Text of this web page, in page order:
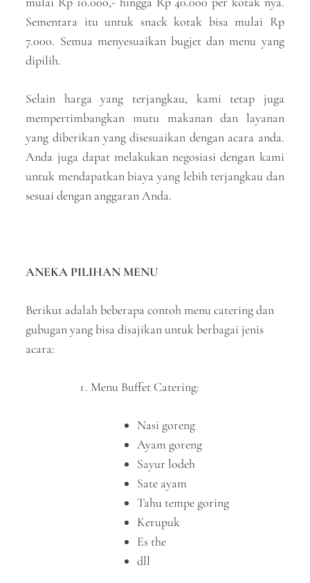
Sementara itu untuk snack kotak bisa mulai Rp
7.000. Semua menyesuaikan bugjet dan menu yang
dipilih.
Selain harga yang terjangkau, kami tetap juga
mempertimbangkan mutu makanan dan layanan
yang diberikan yang disesuaikan dengan acara anda.
Anda juga dapat melakukan negosiasi dengan kami
untuk mendapatkan biaya yang lebih terjangkau dan
sesuai dengan anggaran Anda.
ANEKA PILIHAN MENU
Berikut adalah beberapa contoh menu catering dan
gubugan yang bisa disajikan untuk berbagai jenis
acara:
Menu Buffet Catering:
Nasi goreng
Ayam goreng
Sayur lodeh
Sate ayam
Tahu tempe goring
Kerupuk
Es the
dll